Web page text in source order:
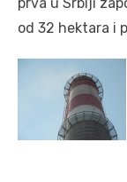
od 32 hektara i